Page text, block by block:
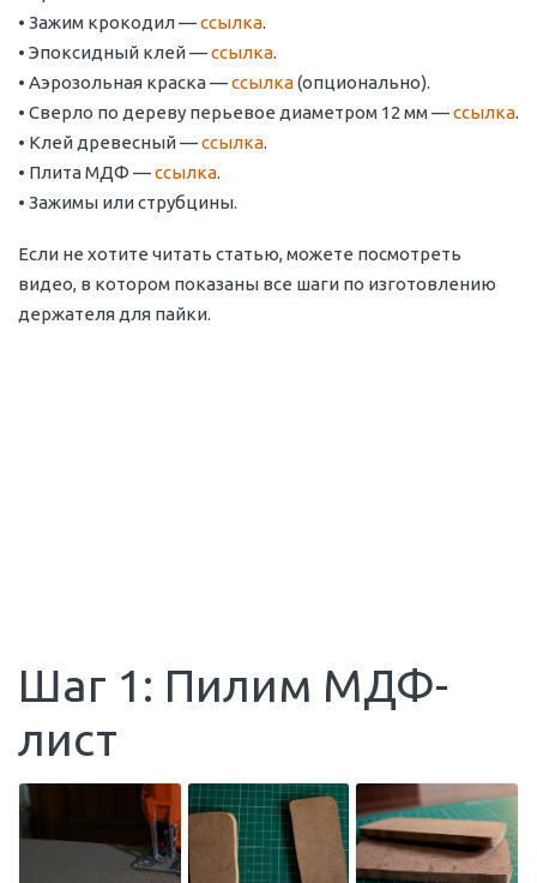
• Зажим крокодил —ссылка.
• Эпоксидный клей —ссылка.
• Аэрозольная краска —ссылка(опционально).
• Сверло по дереву перьевое диаметром 12 мм —ссылка.
• Клей древесный —ссылка.
• Плита МДФ —ссылка.
• Зажимы или струбцины.
Если не хотите читать статью, можете посмотреть
видео, в котором показаны все шаги по изготовлению
держателя для пайки.
Шаг 1: Пилим МДФ-
лист